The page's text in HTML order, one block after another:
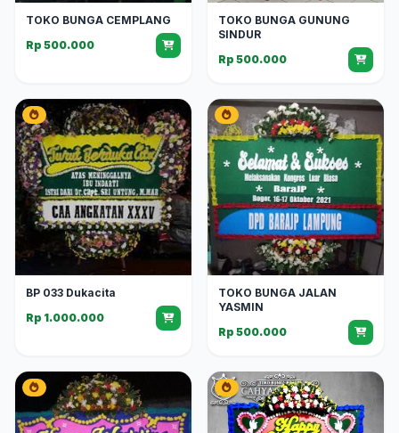
TOKO BUNGA CEMPLANG
Rp 500.000
TOKO BUNGA GUNUNG
SINDUR
Rp 500.000
BP 033 Dukacita
Rp 1.000.000
TOKO BUNGA JALAN
YASMIN
Rp 500.000